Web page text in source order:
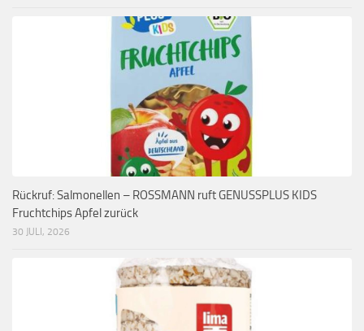
Rückruf: Salmonellen – ROSSMANN ruft GENUSSPLUS KIDS
Fruchtchips Apfel zurück
30 JULI, 2026